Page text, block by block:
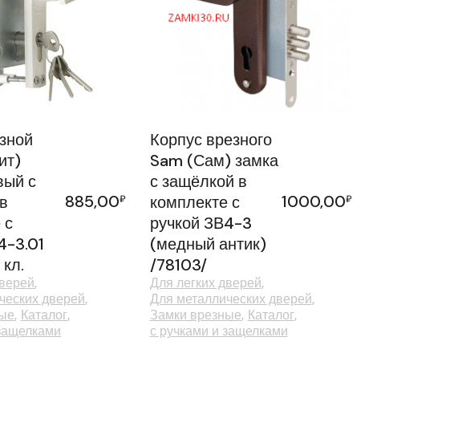
с
с
3.01
885,00₽
дверей
Каталог
Корпус врезного
Sam (Сам) замка
с защёлкой в
комплекте с
ручкой ЗВ4-3
(медный антик)
/78103/
1000,00₽
Для легких дверей
Для металлических дверей
Замки врезные Каталог
с ручками и защелками